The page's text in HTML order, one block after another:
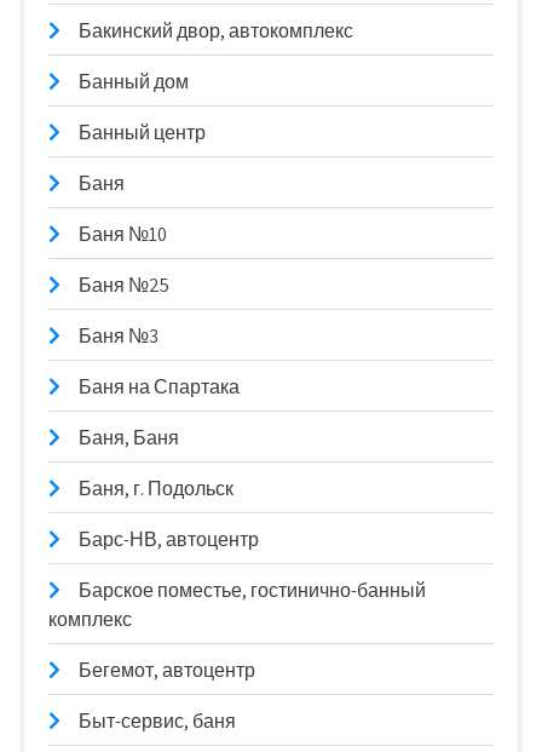
Бакинский двор, автокомплекс
Банный дом
Банный центр
Баня
Баня №10
Баня №25
Баня №3
Баня на Спартака
Баня, Баня
Баня, г. Подольск
Барс-НВ, автоцентр
Барское поместье, гостинично-банный
комплекс
Бегемот, автоцентр
Быт-сервис, баня